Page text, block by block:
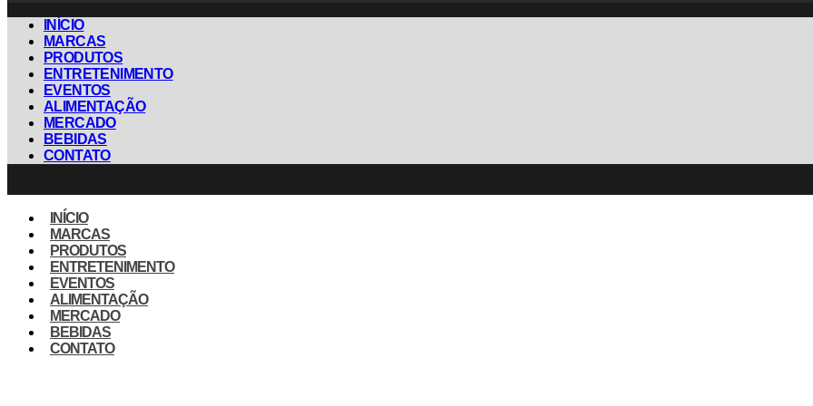
INÍCIO
MARCAS
PRODUTOS
ENTRETENIMENTO
EVENTOS
ALIMENTAÇÃO
MERCADO
BEBIDAS
CONTATO
INÍCIO
MARCAS
PRODUTOS
ENTRETENIMENTO
EVENTOS
ALIMENTAÇÃO
MERCADO
BEBIDAS
CONTATO